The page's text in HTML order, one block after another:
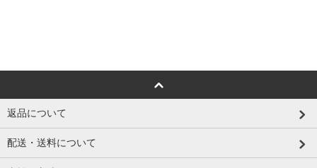
返品について
配送・送料について